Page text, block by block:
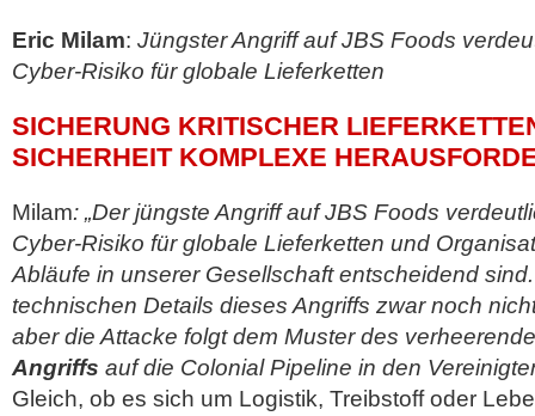
Eric Milam: Jüngster Angriff auf JBS Foods
Cyber-Risiko für globale Lieferketten
SICHERUNG KRITISCHER
SICHERHEIT KOMPLEXE
Milam: „Der jüngste Angriff auf JBS Foods
Cyber-Risiko für globale Lieferketten und
Abläufe in unserer Gesellschaft entscheidend
technischen Details dieses Angriffs zwar noch
aber die Attacke folgt dem Muster des
Angriffs auf die Colonial Pipeline in den
Gleich, ob es sich um Logistik, Treibstoff oder